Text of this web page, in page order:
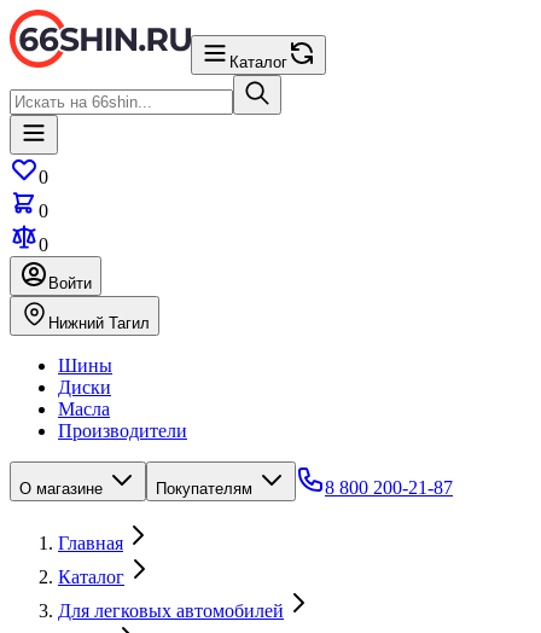
Каталог
0
0
0
Войти
Нижний Тагил
Шины
Диски
Масла
Производители
О магазине Покупателям 8 800 200-21-87
Главная
Каталог
Для легковых автомобилей